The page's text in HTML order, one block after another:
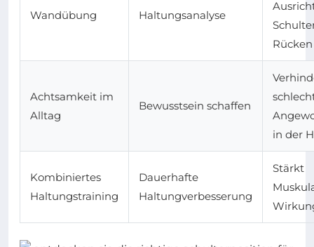
Wandübung Haltungsanalyse
Rücken
Achtsamkeit im
Alltag
Bewusstsein schaffen
in der
Kombiniertes
Haltungstraining
Dauerhafte
Haltungverbesserung
Stärkt